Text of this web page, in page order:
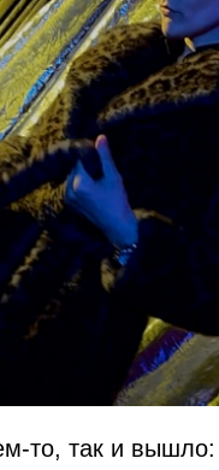
то, так и вышло: